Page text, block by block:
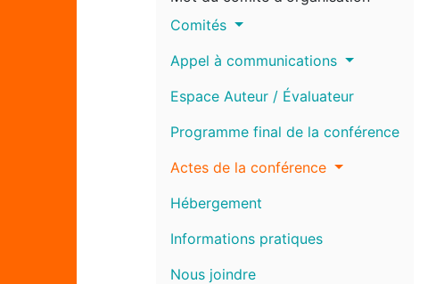
Comités
Appel à communications
Espace Auteur / Évaluateur
Programme final de la conférence
Actes de la conférence
Hébergement
Informations pratiques
Nous joindre